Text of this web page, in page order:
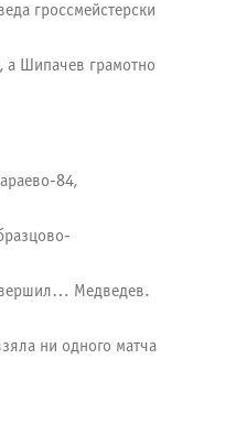
гроссмейстерски
а Шипачев грамотно
84,
Медведев.
ни одного матча